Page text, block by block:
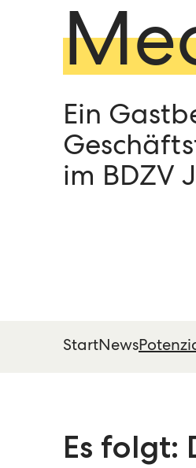
Ein
im BDZV
StartNews
Es folgt: